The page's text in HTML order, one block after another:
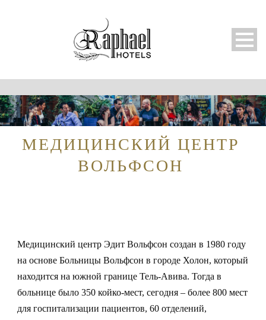
Русский
МЕДИЦИНСКИЙ ЦЕНТР
ВОЛЬФСОН
Медицинский центр Эдит Вольфсон создан в 1980 году
на основе Больницы Вольфсон в городе Холон, который
находится на южной границе Тель-Авива. Тогда в
больнице было 350 койко-мест, сегодня – более 800 мест
для госпитализации пациентов, 60 отделений,